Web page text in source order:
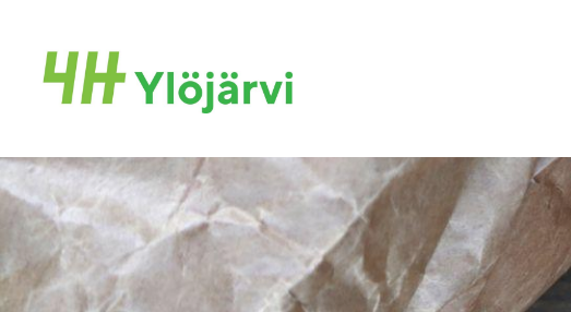
sivun
sisältöön
Ylöjärven 4H yhdistys ry